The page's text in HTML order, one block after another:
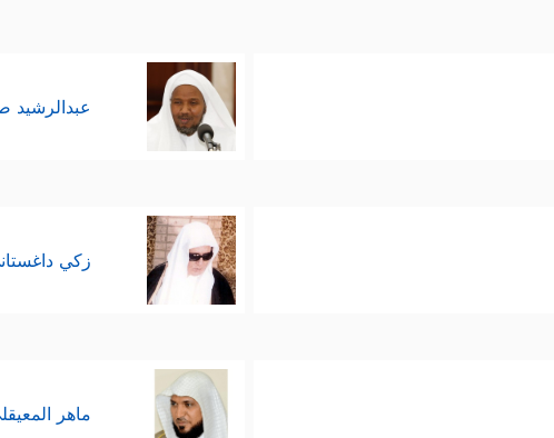
عبدالرشيد
زكي
ماهر